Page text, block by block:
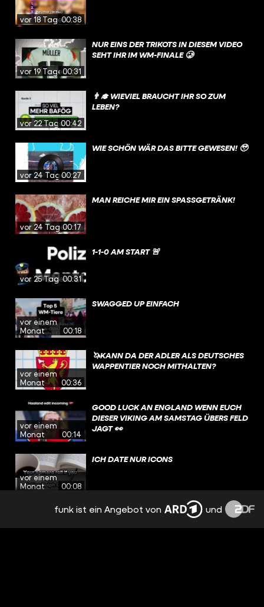
vor 18 Tagen00:38
vor 19 Tagen00:31
NUR EINS DER TRIKOTS IN DIESEM VIDEO
SEHT IHR IM WM-FINALE 🥲
vor 22 Tagen00:42
👨‍🎓 WIEVIEL BRAUCHT IHR SO ZUM
LEBEN?
vor 24 Tagen00:27
WIE SCHÖN WÄR DAS BITTE GEWESEN! 🥹
vor 24 Tagen00:17
MAN REICHE MIR EIN SPASSGETRÄNK!
vor 25 Tagen00:31
1-1-0 AM START 🚨
vor einem
Monat
00:18
SWAGGED UP EINFACH
vor einem
Monat
00:36
🦄KANN DA DER ADLER ALS DEUTSCHES
WAPPENTIER NOCH MITHALTEN?
vor einem
Monat
00:14
GOOD LUCK AN ENGLAND WENN EUCH
DIESER VIKING AM SAMSTAG ÜBERS FELD
JAGT 👀
vor einem
Monat
00:08
ICH DATE NUR ICONS
vor einem
ICH DATE NUR ICONS
funk ist ein Angebot von und